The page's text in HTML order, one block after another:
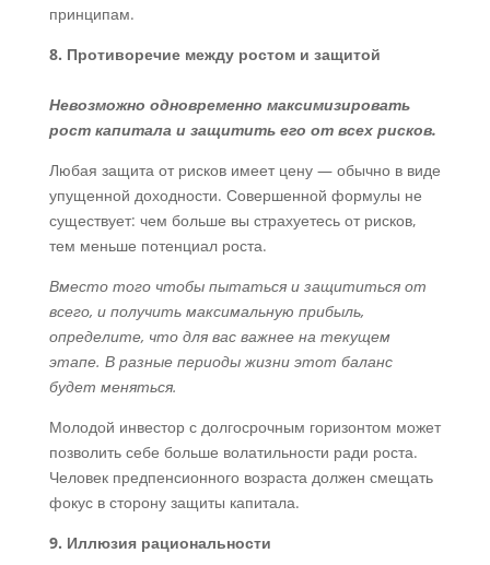
принципам.
8. Противоречие между ростом и защитой
Невозможно одновременно максимизировать
рост капитала и защитить его от всех рисков.
Любая защита от рисков имеет цену — обычно в виде
упущенной доходности. Совершенной формулы не
существует: чем больше вы страхуетесь от рисков,
тем меньше потенциал роста.
Вместо того чтобы пытаться и защититься от
всего, и получить максимальную прибыль,
определите, что для вас важнее на текущем
этапе. В разные периоды жизни этот баланс
будет меняться.
Молодой инвестор с долгосрочным горизонтом может
позволить себе больше волатильности ради роста.
Человек предпенсионного возраста должен смещать
фокус в сторону защиты капитала.
9. Иллюзия рациональности